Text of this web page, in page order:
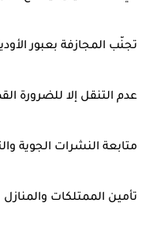
تجنّب المجازفة بعبور
عدم التنقل إلا للضرورة
متابعة النشرات الجوية
تأمين الممتلكات والمنازل